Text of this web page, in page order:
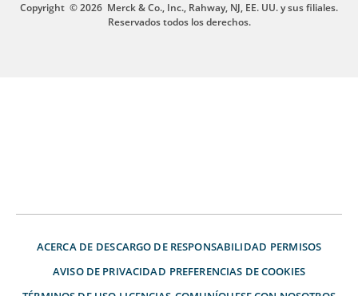
Copyright © 2026 Merck & Co., Inc., Rahway, NJ, EE. UU. y sus filiales.
Reservados todos los derechos.
ACERCA DE DESCARGO DE RESPONSABILIDAD PERMISOS
AVISO DE PRIVACIDAD PREFERENCIAS DE COOKIES